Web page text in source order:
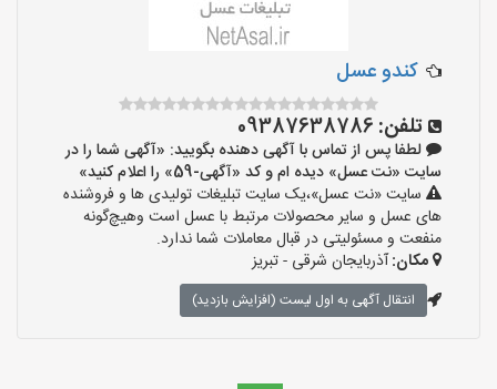
کندو عسل
تلفن: 09387638786
لطفا پس از تماس با آگهی دهنده بگویید: «آگهی شما را در
سایت «نت عسل» دیده ام و کد «آگهی-59» را اعلام کنید»
سایت «نت عسل»،یک سایت تبلیغات تولیدی ها و فروشنده
های عسل و سایر محصولات مرتبط با عسل است وهیچ‌گونه
منفعت و مسئولیتی در قبال معاملات شما ندارد.
مکان:آذربایجان شرقی - تبریز
انتقال آگهی به اول لیست (افزایش بازدید)